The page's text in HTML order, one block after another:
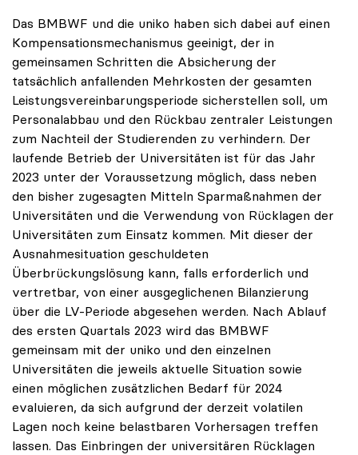
Das BMBWF und die uniko haben sich dabei auf einen
Kompensationsmechanismus geeinigt, der in
gemeinsamen Schritten die Absicherung der
tatsächlich anfallenden Mehrkosten der gesamten
Leistungsvereinbarungsperiode sicherstellen soll, um
Personalabbau und den Rückbau zentraler Leistungen
zum Nachteil der Studierenden zu verhindern. Der
laufende Betrieb der Universitäten ist für das Jahr
2023 unter der Voraussetzung möglich, dass neben
den bisher zugesagten Mitteln Sparmaßnahmen der
Universitäten und die Verwendung von Rücklagen der
Universitäten zum Einsatz kommen. Mit dieser der
Ausnahmesituation geschuldeten
Überbrückungslösung kann, falls erforderlich und
vertretbar, von einer ausgeglichenen Bilanzierung
über die LV-Periode abgesehen werden. Nach Ablauf
des ersten Quartals 2023 wird das BMBWF
gemeinsam mit der uniko und den einzelnen
Universitäten die jeweils aktuelle Situation sowie
einen möglichen zusätzlichen Bedarf für 2024
evaluieren, da sich aufgrund der derzeit volatilen
Lagen noch keine belastbaren Vorhersagen treffen
lassen. Das Einbringen der universitären Rücklagen